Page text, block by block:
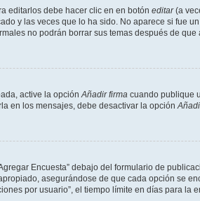
editarlos debe hacer clic en en botón editar(a
y las veces que lo ha sido. No aparece si fue
no podrán borrar sus temas después de
active la opciónAñadir firma cuando publique
en los mensajes, debe desactivar la opción
Encuesta” debajo del formulario de
asegurándose de que cada opción se
por usuario”, el tiempo límite en días para la